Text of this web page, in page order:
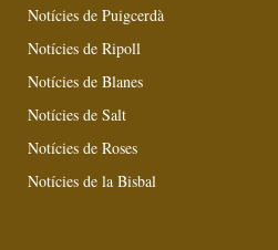
Notícies de Puigcerdà
Notícies de Ripoll
Notícies de Blanes
Notícies de Salt
Notícies de Roses
Notícies de la Bisbal